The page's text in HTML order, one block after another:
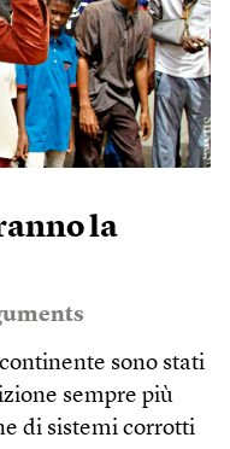
la
sono stati
sempre più
di sistemi corrotti